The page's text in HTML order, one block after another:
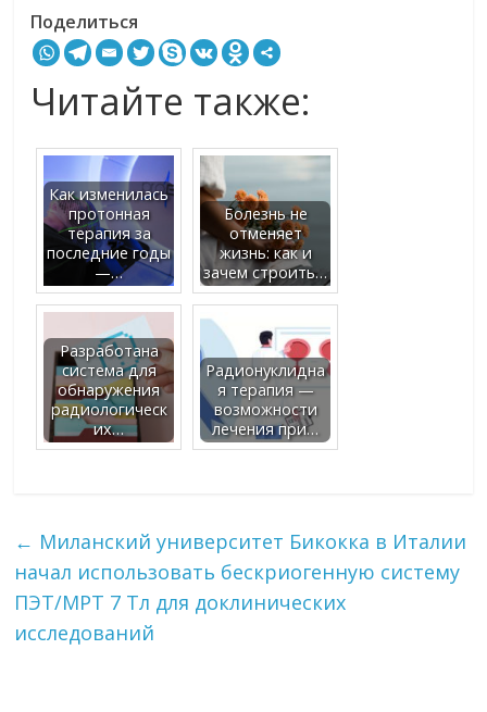
Поделиться
Читайте также:
Как изменилась
протонная
терапия за
последние годы
—…
Болезнь не
отменяет
жизнь: как и
зачем строить…
Разработана
система для
обнаружения
радиологическ
их…
Радионуклидна
я терапия —
возможности
лечения при…
← Миланский университет Бикокка в Италии
начал использовать бескриогенную систему
ПЭТ/МРТ 7 Тл для доклинических
исследований